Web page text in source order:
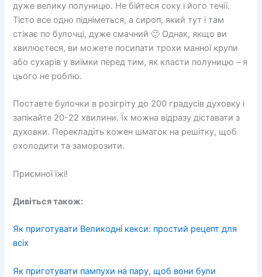
дуже велику полуницю. Не бійтеся соку і його течії.
Тісто все одно підніметься, а сироп, який тут і там
стікає по булочці, дуже смачний 🙂 Однак, якщо ви
хвилюєтеся, ви можете посипати трохи манної крупи
або сухарів у виїмки перед тим, як класти полуницю – я
цього не роблю.
Поставте булочки в розігріту до 200 градусів духовку і
запікайте 20-22 хвилини. Їх можна відразу діставати з
духовки. Перекладіть кожен шматок на решітку, щоб
охолодити та заморозити.
Приємної їжі!
Дивіться також:
Як приготувати Великодні кекси: простий рецепт для
всіх
Як приготувати пампухи на пару, щоб вони були